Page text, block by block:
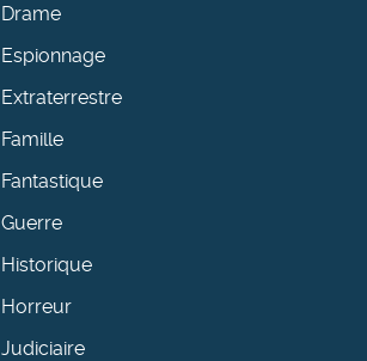
Drame
Espionnage
Extraterrestre
Famille
Fantastique
Guerre
Historique
Horreur
Judiciaire